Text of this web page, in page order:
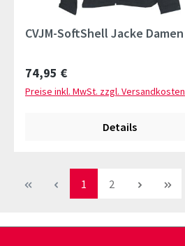
CVJM-SoftShell Jacke Damen
Regulärer Preis:
74,95 €
Preise inkl. MwSt. zzgl. Versandkosten
Details
Seite
1 Seite
2